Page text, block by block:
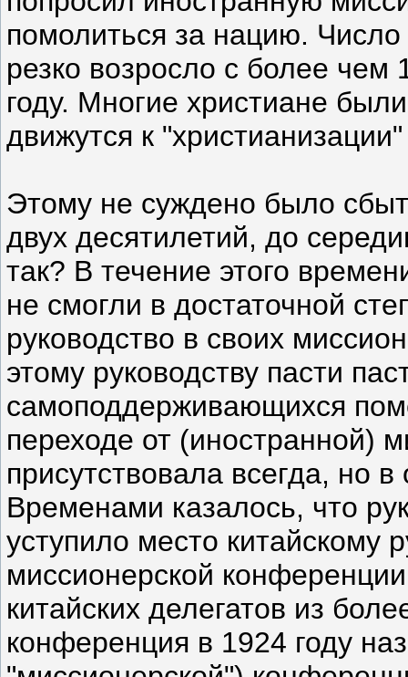
помолиться за нацию. Число
резко возросло с более чем
году. Многие христиане
движутся к
Этому не суждено было
двух десятилетий, до
так? В течение этого
не смогли в достаточной
руководство в своих
этому руководству пасти
самоподдерживающихся
переходе от (иностранной)
присутствовала всегда, но
Временами казалось, что
уступило место китайскому
миссионерской
китайских делегатов из
конференция в 1924 году